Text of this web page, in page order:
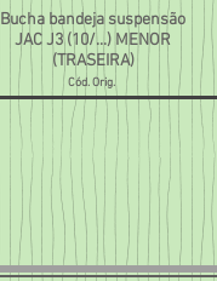
Bucha bandeja suspensão
JAC J3 (10/...) MENOR
(TRASEIRA)
Cód. Orig.